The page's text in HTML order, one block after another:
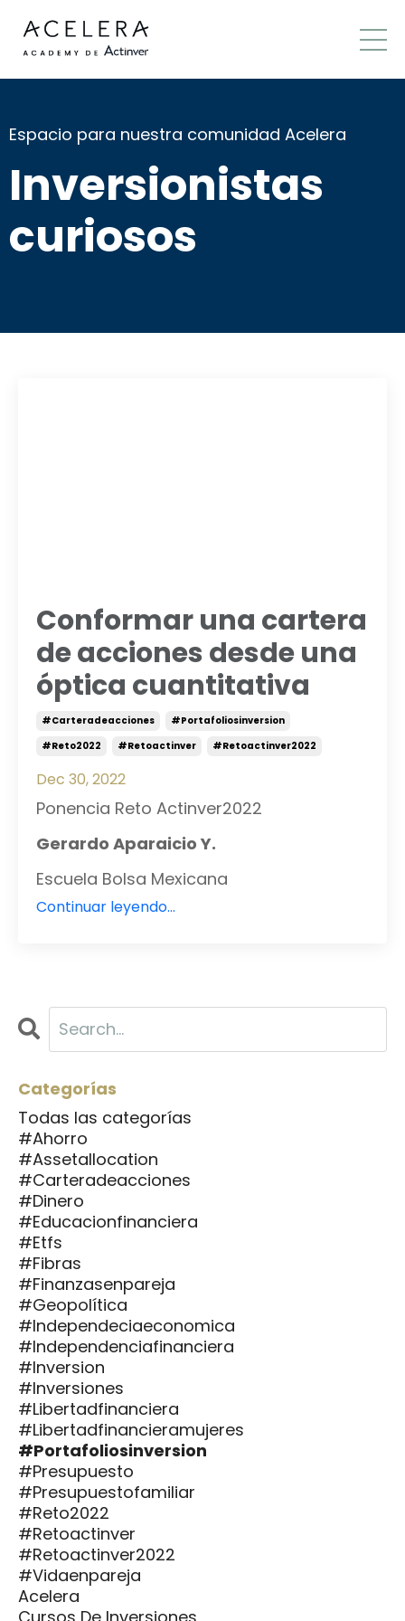
Espacio para nuestra comunidad Acelera
Inversionistas
curiosos
Conformar una cartera
de acciones desde una
óptica cuantitativa
#carteradeacciones
#portafoliosinversion
#reto2022
#retoactinver #retoactinver2022
Dec 30, 2022
Ponencia Reto Actinver2022
Gerardo Aparaicio Y.
Escuela Bolsa Mexicana
Continuar leyendo...
Categorías
Todas las categorías
#ahorro
#assetallocation
#carteradeacciones
#dinero
#educacionfinanciera
#etfs
#fibras
#finanzasenpareja
#geopolítica
#independeciaeconomica
#independenciafinanciera
#inversion
#inversiones
#libertadfinanciera
#libertadfinancieramujeres
#portafoliosinversion
#presupuesto
#presupuestofamiliar
#reto2022
#retoactinver
#retoactinver2022
#vidaenpareja
Acelera